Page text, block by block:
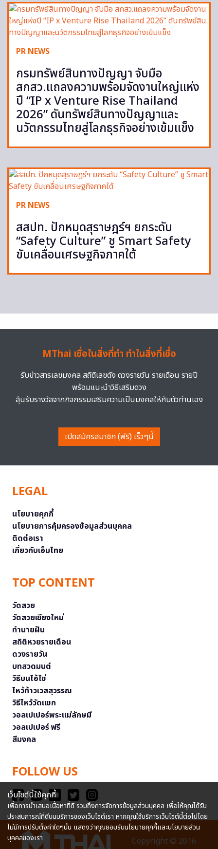
PR NEWS
กรมทรัพย์สินทางปัญญา จับมือ
สกสว.แถลงความพร้อมจัดงานใหญ่แห่ง
ปี “IP x Venture Rise Thailand
2026” ดันทรัพย์สินทางปัญญาและ
นวัตกรรมไทยสู่โลกธุรกิจอย่างเข้มแข็ง
PR NEWS
สสปท. ปักหมุดสุราษฎร์ฯ ยกระดับ
“Safety Culture” ชู Smart Safety
ขับเคลื่อนเศรษฐกิจภาคใต้
MThai เชื่อในสิ่งที่ทำ ทำในสิ่งที่เชื่อ
รับข่าวสารเลขมงคล สถิติเลขดัง ดวงรายวัน รายเดือน รายปี
พร้อมแนะนำวิธีเสริมดวง
ลุ้นรับรางวัลจากกิจกรรมเสริมความเป็นมงคลให้กับตัวท่านเอง
เปิดสมัครสมาชิก (ฟรี) เร็วๆนี้
LEGAL
นโยบายคุกกี้
นโยบายการคุ้มครองข้อมูลส่วนบุคคล
ติดต่อเรา
เกี่ยวกับเอ็มไทย
TOP CONTENT
วัดสวย
วัดสวยเชียงใหม่
ทำนายฝัน
สถิติหวยรายเดือน
ดวงรายวัน
บทสวดมนต์
วิธีบนไอ้ไข่
ไหว้ท้าวเวสสุวรรณ
วิธีไหว้วัดแขก
วอลเปเปอร์พระแม่ลักษมี
วอลเปเปอร์ ฟรี
สีมงคล
FOLLOW US
Copyright © 2016
เว็บไซต์นี้ใช้คุกกี้
เพื่อการนำเสนอเนื้อหาที่ดี รวมถึงการจัดการข้อมูลส่วนบุคคล เพื่อให้คุณได้รับ
ประสบการณ์ที่ดีบนบริการของเว็บไซต์เรา หากคุณใช้บริการเว็บไซต์นี้ต่อไปโดย
ไม่มีการปรับตั้งค่าใดๆนั้น แสดงว่าคุณยอมรับนโยบายคุกกี้และนโยบายส่วน
บุคคลของเรา